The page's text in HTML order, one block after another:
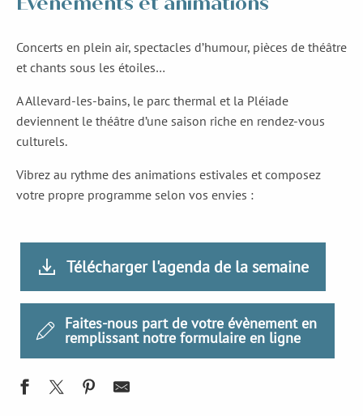
Concerts en plein air, spectacles d’humour, pièces de théâtre
et chants sous les étoiles…
A Allevard-les-bains, le parc thermal et la Pléiade
deviennent le théâtre d’une saison riche en rendez-vous
culturels.
Vibrez au rythme des animations estivales et composez
votre propre programme selon vos envies :
Télécharger l'agenda de la semaine
Faites-nous part de votre évènement en
remplissant notre formulaire en ligne